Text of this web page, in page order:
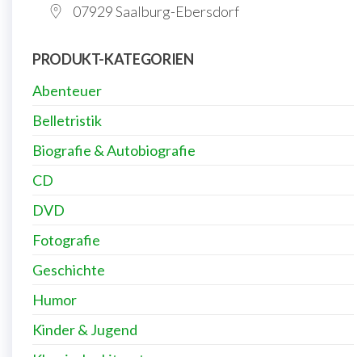
Team Darts Open in Schönbrunn
26 Sep.. 26
07929 Saalburg-Ebersdorf
PRODUKT-KATEGORIEN
Abenteuer
Belletristik
Biografie & Autobiografie
CD
DVD
Fotografie